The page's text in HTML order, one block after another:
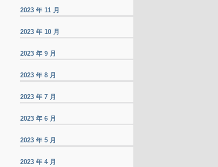
2023 年 11 月
2023 年 10 月
2023 年 9 月
2023 年 8 月
2023 年 7 月
2023 年 6 月
2023 年 5 月
2023 年 4 月